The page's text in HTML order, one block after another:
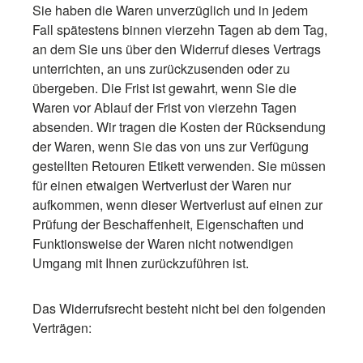
Sie haben die Waren unverzüglich und in jedem
Fall spätestens binnen vierzehn Tagen ab dem Tag,
an dem Sie uns über den Widerruf dieses Vertrags
unterrichten, an uns zurückzusenden oder zu
übergeben. Die Frist ist gewahrt, wenn Sie die
Waren vor Ablauf der Frist von vierzehn Tagen
absenden. Wir tragen die Kosten der Rücksendung
der Waren, wenn Sie das von uns zur Verfügung
gestellten Retouren Etikett verwenden. Sie müssen
für einen etwaigen Wertverlust der Waren nur
aufkommen, wenn dieser Wertverlust auf einen zur
Prüfung der Beschaffenheit, Eigenschaften und
Funktionsweise der Waren nicht notwendigen
Umgang mit Ihnen zurückzuführen ist.
Das Widerrufsrecht besteht nicht bei den folgenden
Verträgen: